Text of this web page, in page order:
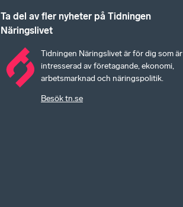
Ta del av fler nyheter på Tidningen
Näringslivet
Tidningen Näringslivet är för dig som är
intresserad av företagande, ekonomi,
arbetsmarknad och näringspolitik.
Besök tn.se